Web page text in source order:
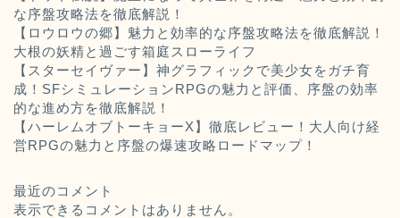
な序盤攻略法を徹底解説！
【ロウロウの郷】魅力と効率的な序盤攻略法を徹底解説！
大根の妖精と過ごす箱庭スローライフ
【スターセイヴァー】神グラフィックで美少女をガチ育
成！SFシミュレーションRPGの魅力と評価、序盤の効率
的な進め方を徹底解説！
【ハーレムオブトーキョーX】徹底レビュー！大人向け経
営RPGの魅力と序盤の爆速攻略ロードマップ！
最近のコメント
表示できるコメントはありません。